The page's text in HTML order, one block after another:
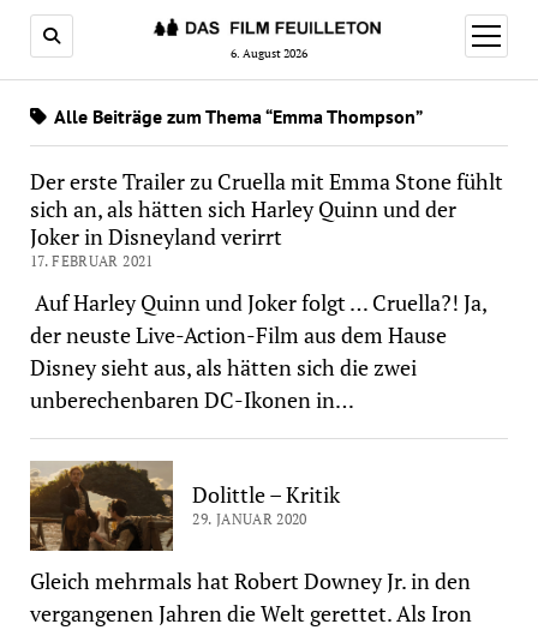
6. August 2026
Menü
öffnen
Alle Beiträge zum Thema “Emma Thompson”
Der erste Trailer zu Cruella mit Emma Stone fühlt
sich an, als hätten sich Harley Quinn und der
Joker in Disneyland verirrt
17. FEBRUAR 2021
Auf Harley Quinn und Joker folgt … Cruella?! Ja,
der neuste Live-Action-Film aus dem Hause
Disney sieht aus, als hätten sich die zwei
unberechenbaren DC-Ikonen in…
Dolittle – Kritik
29. JANUAR 2020
Gleich mehrmals hat Robert Downey Jr. in den
vergangenen Jahren die Welt gerettet. Als Iron